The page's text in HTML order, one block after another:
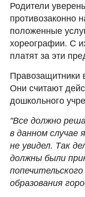
Родители
противозаконно
положенные
хореографии. С
платят за эти
Правозащитники
Они считают
дошкольного
"Все должно
в данном случае
не увидел. Так
должны были
образования